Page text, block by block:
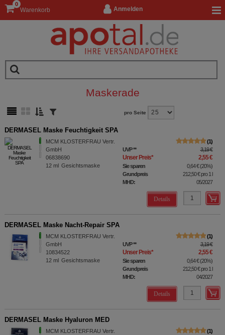
Anmelden
Warenkorb
0
Maskerade
pro Seite
DERMASEL Maske Feuchtigkeit SPA
MCM KLOSTERFRAU Vertr.
GmbH
06838690
12 ml Gesichtsmaske
1
UVP** 3,19 €
Unser Preis* 2,55 €
Sie sparen 0,64 €(20%)
Grundpreis
212,50 €pro 1 l
MHD:
05/2027
Details
DERMASEL Maske Nacht-Repair SPA
MCM KLOSTERFRAU Vertr.
GmbH
10834522
12 ml Gesichtsmaske
1
UVP** 3,19 €
Unser Preis* 2,55 €
Sie sparen 0,64 €(20%)
Grundpreis
212,50 €pro 1 l
MHD:
04/2027
Details
DERMASEL Maske Hyaluron MED
MCM KLOSTERFRAU Vertr.
1